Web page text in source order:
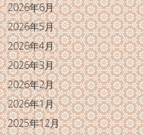
2026年6月
2026年5月
2026年4月
2026年3月
2026年2月
2026年1月
2025年12月